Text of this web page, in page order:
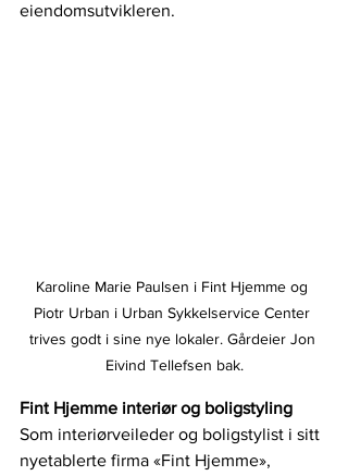
eiendomsutvikleren.
Karoline Marie Paulsen i Fint Hjemme og
Piotr Urban i Urban Sykkelservice Center
trives godt i sine nye lokaler. Gårdeier Jon
Eivind Tellefsen bak.
Fint Hjemme interiør og boligstyling
Som interiørveileder og boligstylist i sitt
nyetablerte firma «Fint Hjemme»,